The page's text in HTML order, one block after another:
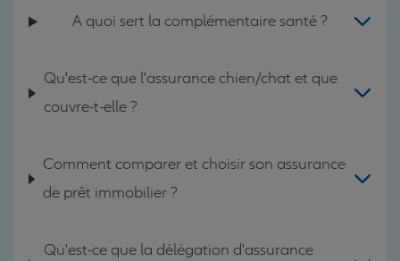
A quoi sert la complémentaire santé ?
Qu'est-ce que l'assurance chien/chat et que
couvre-t-elle ?
Comment comparer et choisir son assurance
de prêt immobilier ?
Qu'est-ce que la délégation d'assurance